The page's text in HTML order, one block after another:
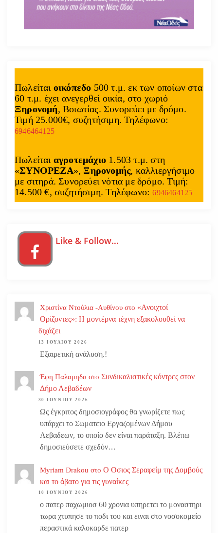
Πωλείται οικόπεδο 500 τ.μ. εκ των οποίων στα
60 τ.μ. έχει ανεγερθεί οικία, στο χωριό
Ξηρονομή, Βοιωτίας. Συνορεύει με δρόμο.
Τιμή 25.000€, συζητήσιμη. Τηλέφωνο:
6946464125
Πωλείται αγροτεμάχιο 1.503 τ.μ. στη
«ΣΥΝΟΡΕΖΑ», Ξηρονομής, καλλιεργήσιμο
με σιτηρά. Συνορεύει νότια με δρόμο. Τιμή:
14.500 €, συζητήσιμη. Τηλέφωνο:6946464125
Like & Follow…
Χριστίνα Ντούλια -Αυθίνου στο «Ανοιχτοί
Ορίζοντες»: Η μοντέρνα τέχνη εξακολουθεί να
διχάζει
13 ΙΟΥΛΊΟΥ 2026
Εξαιρετική ανάλυση.!
Έφη Παλαμηδα στο Συνδικαλιστικές κόντρες στον
Δήμο Λεβαδέων
30 ΙΟΥΝΊΟΥ 2026
Ως έγκριτος δημοσιογράφος θα γνωρίζετε πως
υπάρχει το Σωματειο Εργαζομένων Δήμου
Λεβαδεων, το οποίο δεν είναι παράταξη. Βλέπω
δημοσιεύσετε σχεδόν…
Myriam Drakou στο Ο Οσιος Σεραφείμ της Δομβούς
και το άβατο για τις γυναίκες
10 ΙΟΥΝΊΟΥ 2026
ο πατερ παχωμιοσ 60 χρονια υπηρετει το μοναστηρι
τωρα χτυπησε το ποδι του και ειναι στο νοσοκομείο
περαστικά καλοκαρδε πατερ